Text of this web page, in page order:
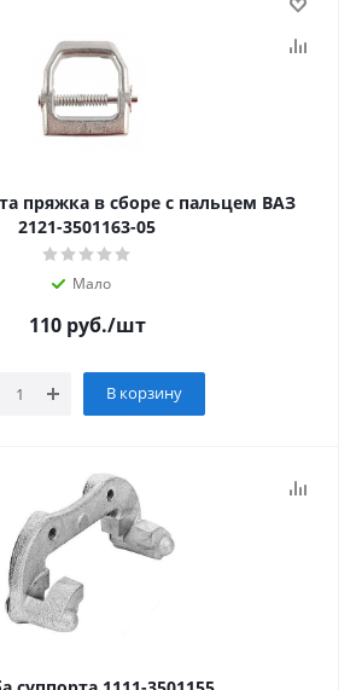
пряжка в сборе с пальцем ВАЗ
2121-3501163-05
Мало
110руб./шт
В корзину